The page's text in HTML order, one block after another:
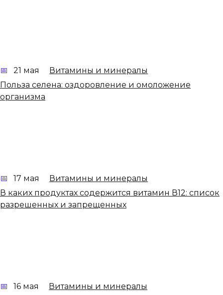
21 мая
Витамины и минералы
Польза селена: оздоровление и омоложение
организма
17 мая
Витамины и минералы
В каких продуктах содержится витамин В12: список
разрешенных и запрещенных
16 мая
Витамины и минералы